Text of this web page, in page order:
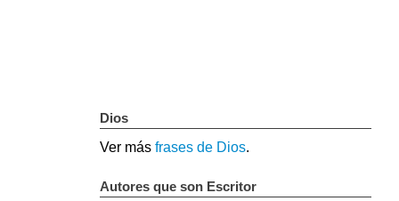
Dios
Ver más frases de Dios.
Autores que son Escritor